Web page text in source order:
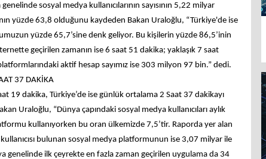
sosyal medya kullanıcılarının sayısının 5,22 milyar
yüzde 63,8 olduğunu kaydeden Bakan Uraloğlu, “Türkiye'de ise
yüzde 65,7’sine denk geliyor. Bu kişilerin yüzde 86,5’inin
geçirilen zamanın ise 6 saat 51 dakika; yaklaşık 7 saat
aktif hesap sayımız ise 303 milyon 97 bin.” dedi.
37 DAKİKA
19 dakika, Türkiye’de ise günlük ortalama 2 Saat 37 dakikayı
Uraloğlu, “Dünya çapındaki sosyal medya kullanıcıları aylık
kullanıyorken bu oran ülkemizde 7,5’tir. Raporda yer alan
bulunan sosyal medya platformunun ise 3,07 milyar ile
genelinde ilk çeyrekte en fazla zaman geçirilen uygulama da 34